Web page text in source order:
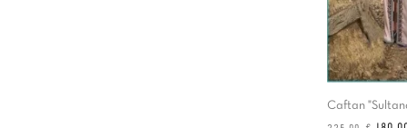
Caftan